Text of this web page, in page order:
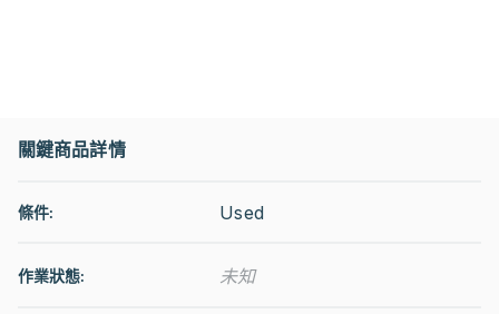
關鍵商品詳情
條件: Used
作業狀態: 未知